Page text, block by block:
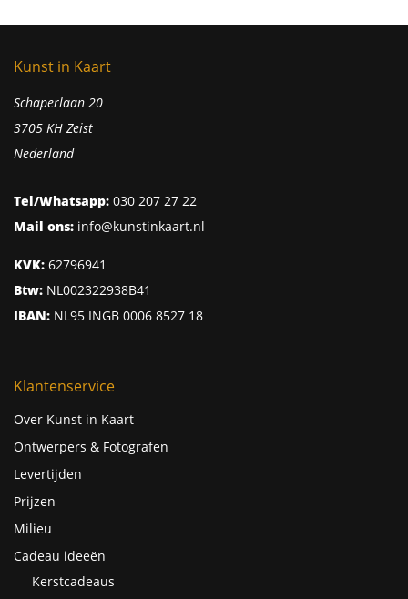
Kunst in Kaart
Schaperlaan 20
3705 KH Zeist
Nederland
Tel/Whatsapp: 030 207 27 22
Mail ons: info@kunstinkaart.nl
KVK: 62796941
Btw: NL002322938B41
IBAN: NL95 INGB 0006 8527 18
Klantenservice
Over Kunst in Kaart
Ontwerpers & Fotografen
Levertijden
Prijzen
Milieu
Cadeau ideeën
Kerstcadeaus